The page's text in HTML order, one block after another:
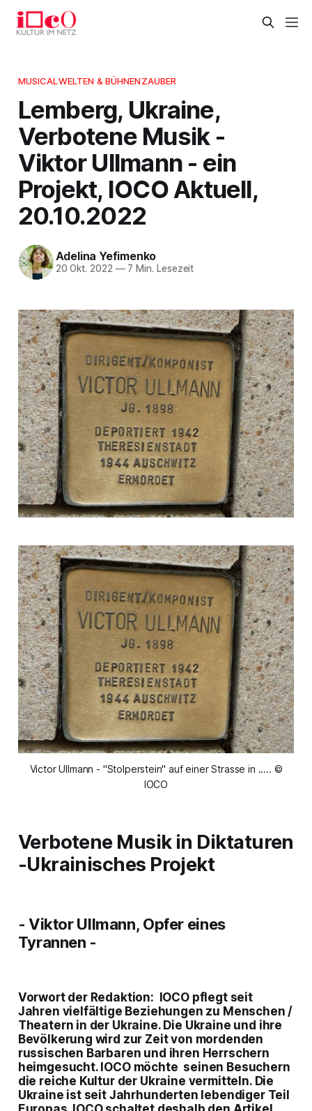
MUSICALWELTEN & BÜHNENZAUBER
Lemberg, Ukraine,
Verbotene Musik -
Viktor Ullmann - ein
Projekt, IOCO Aktuell,
20.10.2022
Adelina Yefimenko
20 Okt. 2022 —7 Min. Lesezeit
Victor Ullmann - "Stolperstein" auf einer Strasse in ..... ©
IOCO
Verbotene Musik in Diktaturen
-Ukrainisches Projekt
- Viktor Ullmann, Opfer eines
Tyrannen -
Vorwort der Redaktion: IOCO pflegt seit
Jahren vielfältige Beziehungen zu Menschen /
Theatern in der Ukraine. Die Ukraine und ihre
Bevölkerung wird zur Zeit von mordenden
russischen Barbaren und ihren Herrschern
heimgesucht. IOCO möchte seinen Besuchern
die reiche Kultur der Ukraine vermitteln. Die
Ukraine ist seit Jahrhunderten lebendiger Teil